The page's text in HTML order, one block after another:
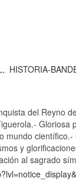
HISTORIA-
del Reyno
y
al sagrado